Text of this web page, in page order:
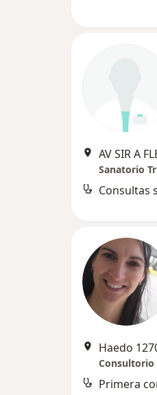
AV SIR A
Sanatorio
Haedo
Consultorio
Primera